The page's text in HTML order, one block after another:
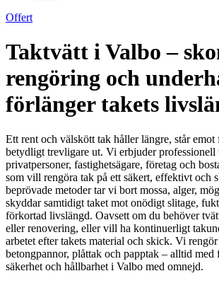
Offert
Taktvätt i Valbo –
rengöring och
förlänger takets
Ett rent och välskött tak håller längre, står emot
betydligt trevligare ut. Vi erbjuder
privatpersoner, fastighetsägare, företag och
som vill rengöra tak på ett säkert, effektivt och
beprövade metoder tar vi bort mossa, alger,
skyddar samtidigt taket mot onödigt slitage,
förkortad livslängd. Oavsett om du behöver
eller renovering, eller vill ha kontinuerligt
arbetet efter takets material och skick. Vi
betongpannor, plåttak och papptak – alltid med
säkerhet och hållbarhet i Valbo med omnejd.